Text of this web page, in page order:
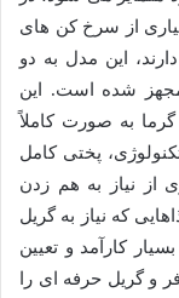
از سرخ کن های
این مدل به دو
شده است. این
به صورت کاملاً
پختی کامل
از نیاز به هم زدن
که نیاز به گریل
کارآمد و تعیین
و گریل حرفه ای را